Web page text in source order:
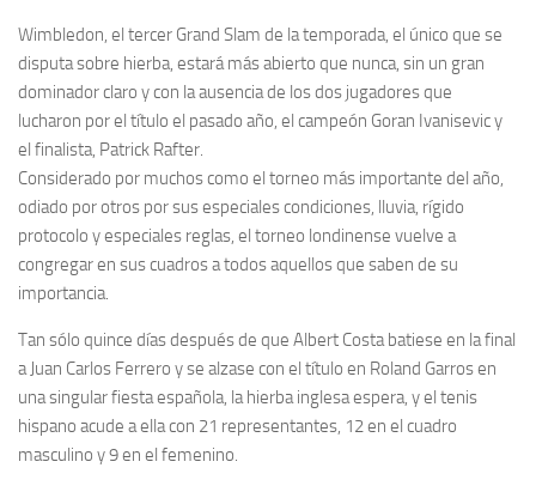
Wimbledon, el tercer Grand Slam de la temporada, el único que se
disputa sobre hierba, estará más abierto que nunca, sin un gran
dominador claro y con la ausencia de los dos jugadores que
lucharon por el título el pasado año, el campeón Goran Ivanisevic y
el finalista, Patrick Rafter.
Considerado por muchos como el torneo más importante del año,
odiado por otros por sus especiales condiciones, lluvia, rígido
protocolo y especiales reglas, el torneo londinense vuelve a
congregar en sus cuadros a todos aquellos que saben de su
importancia.
Tan sólo quince días después de que Albert Costa batiese en la final
a Juan Carlos Ferrero y se alzase con el título en Roland Garros en
una singular fiesta española, la hierba inglesa espera, y el tenis
hispano acude a ella con 21 representantes, 12 en el cuadro
masculino y 9 en el femenino.